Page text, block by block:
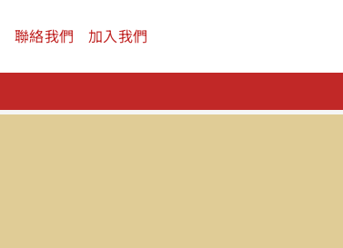
聯絡我們 加入我們